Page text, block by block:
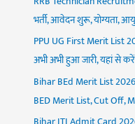
भर्ती, आवेदन शुरू, योग्यता, आयु
PPU UG First Merit List
अभी अभी हुआ जारी, यहां से
Bihar BEd Merit List
BED Merit List, Cut Off,